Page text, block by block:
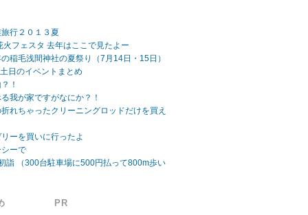
行２０１３夏
フェスタ 去年はここで見たよー
稲毛浅間神社の夏祭り（7月14日・15日）
日のイベントまとめ
！
我が家ですがなにか？！
れちゃったクリーニングロッドだけを買え
ーを買いに行ったよ
ーで
詣 （300台駐車場に500円払って800m歩い
PR